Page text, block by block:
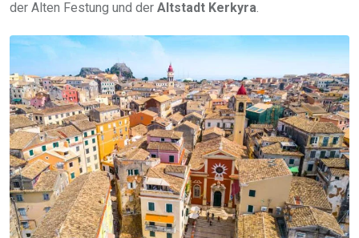
der Alten Festung und der Altstadt Kerkyra.